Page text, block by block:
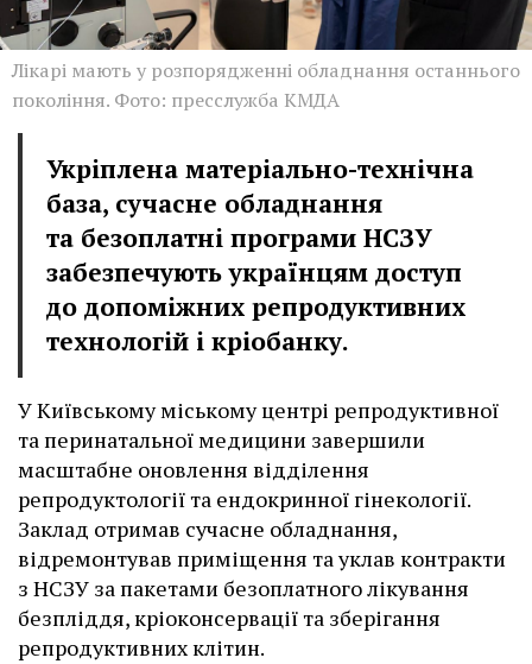
Лікарі мають у розпорядженні обладнання останнього
покоління. Фото: пресслужба КМДА
Укріплена матеріально-технічна
база, сучасне обладнання
та безоплатні програми НСЗУ
забезпечують українцям доступ
до допоміжних репродуктивних
технологій і кріобанку.
У Київському міському центрі репродуктивної
та перинатальної медицини завершили
масштабне оновлення відділення
репродуктології та ендокринної гінекології.
Заклад отримав сучасне обладнання,
відремонтував приміщення та уклав контракти
з НСЗУ за пакетами безоплатного лікування
безпліддя, кріоконсервації та зберігання
репродуктивних клітин.